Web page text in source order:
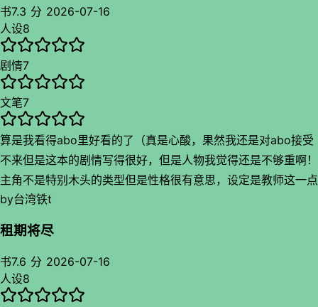
把孩子当自己附属品的行为被莫名其妙的美化了，让人疑惑作者
是真觉得自己亲情戏写得贼好贼感人吗？反正是给我看恶心了
书7.3 分 2026-07-16
人设8
剧情7
文笔7
算是我看得abo里好看的了（真是心酸，果然我还是对abo接受
不来但是这本的剧情写得很好，但是人物我觉得还是不够重啊！
主角不是特别木头的类型但是性格很有意思，设定是教师这一点
也不单单是背景板，终于是对主角性格塑造有大概框架的了。
书中人物剧情都很鲜活，包括原主都是一个不得已变成这样的可
怜角色，给性格的形成有了背景铺垫而不是想到啥写啥的强放一
个人设，甚至意识到这点和主角原生是老师应该是有关的，关于
这个小巧思我觉得很有意思哈哈哈，而且女主那个反派爹塑造的
by台湾铁t
租期将尽
书7.6 分 2026-07-16
人设8